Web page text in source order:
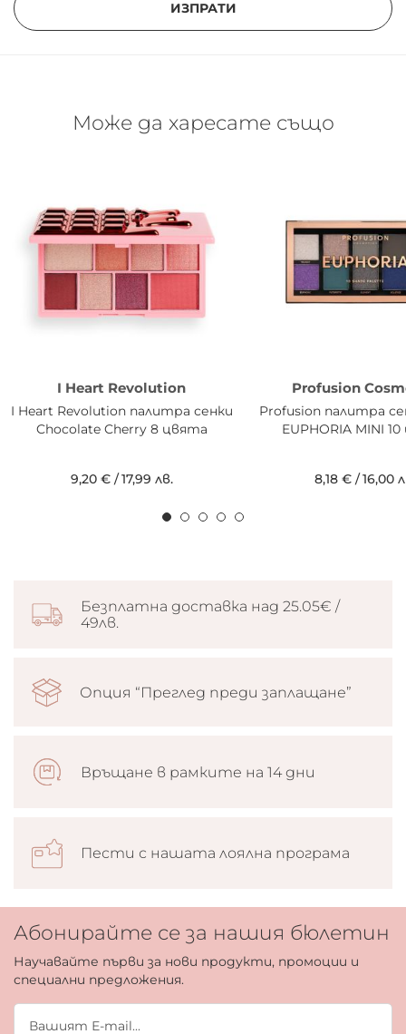
ИЗПРАТИ
Може да харесате също
I Heart Revolution
I Heart Revolution палитра сенки
Chocolate Cherry 8 цвята
9,20 €/17,99 лв.
Profusion
Profusion палитра
EUPHORIA MINI
8,18 € /16,00
Безплатна доставка над 25.05€ /
49лв.
Опция “Преглед преди заплащане”
Връщане в рамките на 14 дни
Пести с нашата лоялна програма
Абонирайте се за нашия бюлетин
Научавайте първи за нови продукти, промоции и
специални предложения.